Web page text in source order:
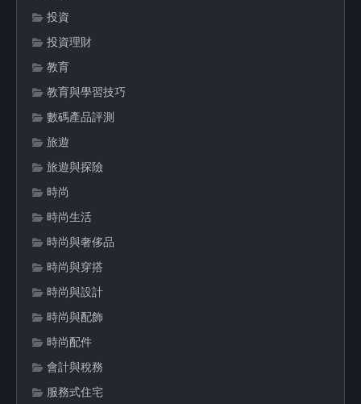
投資
投資理財
教育
教育與學習技巧
數碼產品評測
旅遊
旅遊與探險
時尚
時尚生活
時尚與奢侈品
時尚與穿搭
時尚與設計
時尚與配飾
時尚配件
會計與稅務
服務式住宅